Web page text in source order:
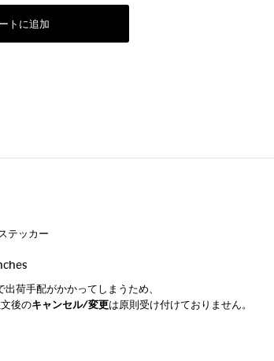
テッカー
荷手配がかかってしまうため、
後のキャンセル/変更は原則受け付けておりません。